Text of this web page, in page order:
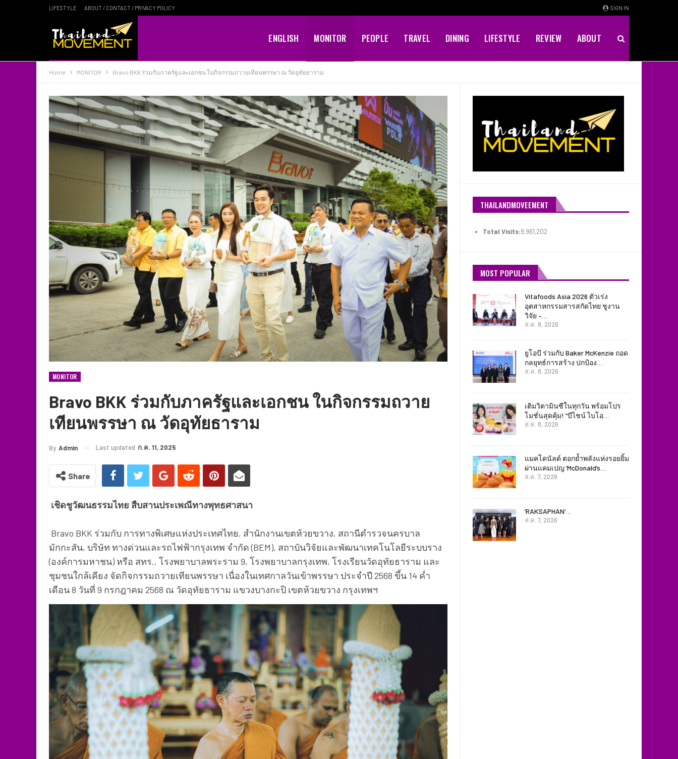
SIGN IN
LIFESTYLE ABOUT / CONTACT / PRIVACY POLICY
ENGLISH MONITOR PEOPLE TRAVEL DINING LIFESTYLE REVIEW ABOUT
Home MONITOR Bravo BKK ร่วมกับภาครัฐและเอกชน ในกิจกรรมถวายเทียนพรรษา ณ วัดอุทัยธาราม
MONITOR
Bravo BKK ร่วมกับภาครัฐและเอกชน ในกิจกรรมถวาย
เทียนพรรษา ณ วัดอุทัยธาราม
By Admin Last updated ก.ค. 11, 2025
Share
เชิดชูวัฒนธรรมไทย สืบสานประเพณีทางพุทธศาสนา
Bravo BKK ร่วมกับ การทางพิเศษแห่งประเทศไทย, สำนักงานเขตห้วยขวาง, สถานีตำรวจนครบาล
มักกะสัน, บริษัท ทางด่วนและรถไฟฟ้ากรุงเทพ จำกัด (BEM), สถาบันวิจัยและพัฒนาเทคโนโลยีระบบราง
(องค์การมหาชน) หรือ สทร., โรงพยาบาลพระราม 9, โรงพยาบาลกรุงเทพ, โรงเรียนวัดอุทัยธาราม และ
ชุมชนใกล้เคียง จัดกิจกรรมถวายเทียนพรรษา เนื่องในเทศกาลวันเข้าพรรษา ประจำปี 2568 ขึ้น 14 ค่ำ
เดือน 8 วันที่ 9 กรกฎาคม 2568 ณ วัดอุทัยธาราม แขวงบางกะปิ เขตห้วยขวาง กรุงเทพฯ
THAILANDMOVEEMENT
Total Visits:9,961,202
MOST POPULAR
Vitafoods Asia 2026 ตัวเร่ง
อุตสาหกรรมสารสกัดไทย ชูงาน
วิจัย –…
ส.ค. 8, 2026
ยูโอบี ร่วมกับ Baker McKenzie ถอด
กลยุทธ์การสร้าง ปกป้อง…
ส.ค. 8, 2026
เติมวิตามินซีในทุกวัน พร้อมโปร
โมชั่นสุดคุ้ม! “บีไชน์ ไบโอ…
ส.ค. 8, 2026
แมคโดนัลด์ ตอกย้ำพลังแห่งรอยยิ้ม
ผ่านแคมเปญ ‘McDonald’s…
ส.ค. 7, 2026
‘RAKSAPHAN’…
ส.ค. 7, 2026